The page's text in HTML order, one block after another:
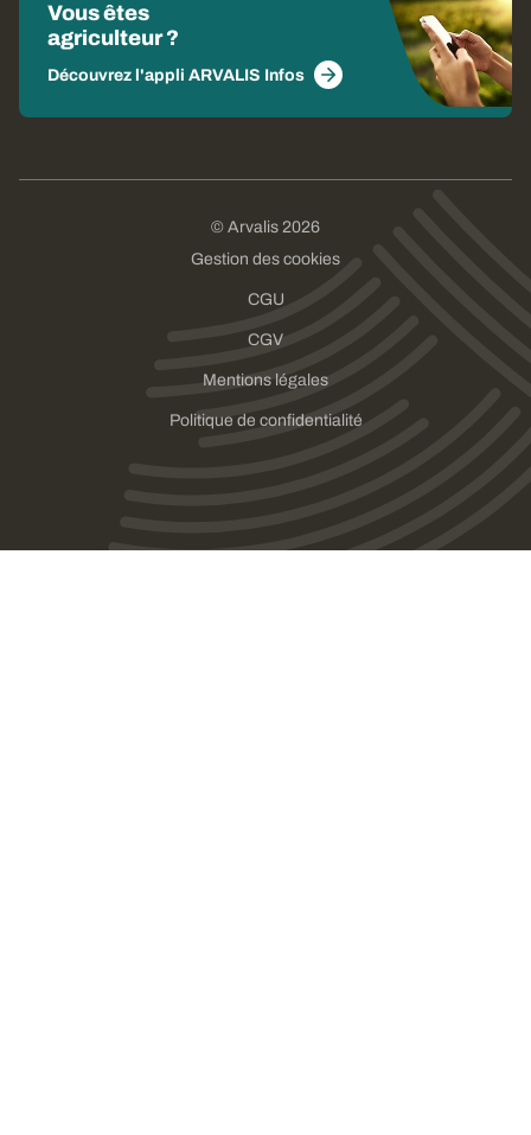
Vous êtes
agriculteur ?
Découvrez l'appli ARVALIS Infos
© Arvalis 2026
Gestion des cookies
CGU
CGV
Mentions légales
Politique de confidentialité